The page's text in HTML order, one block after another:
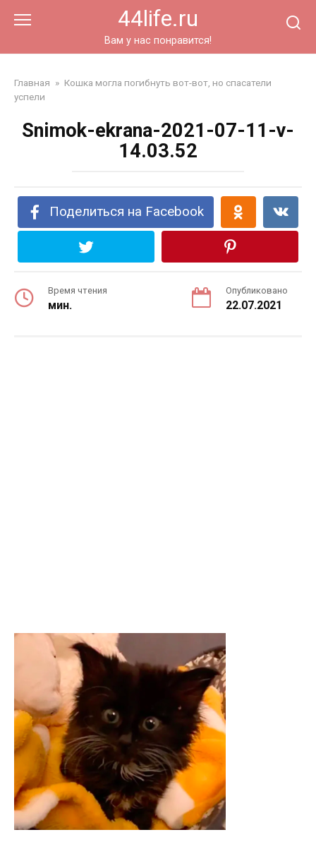
44life.ru
Вам у нас понравится!
Главная » Кошка могла погибнуть вот-вот, но спасатели
успели
Snimok-ekrana-2021-07-11-v-
14.03.52
Поделиться на Facebook
Время чтения
мин.
Опубликовано
22.07.2021